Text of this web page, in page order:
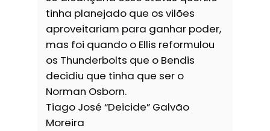
tinha planejado que os vilões
aproveitariam para ganhar poder,
mas foi quando o Ellis reformulou
os Thunderbolts que o Bendis
decidiu que tinha que ser o
Norman Osborn.
Tiago José “Deicide” Galvão
Moreira